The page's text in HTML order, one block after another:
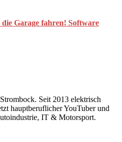
Garage fahren! Software
Seit 2013 elektrisch
hauptberuflicher YouTuber und
IT & Motorsport.